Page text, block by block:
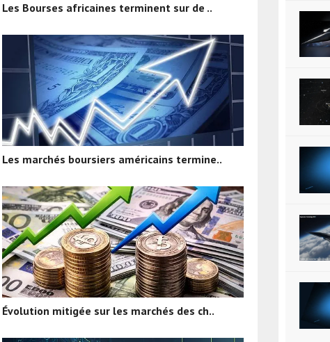
Les Bourses africaines terminent sur de ..
Les marchés boursiers américains termine..
Évolution mitigée sur les marchés des ch..